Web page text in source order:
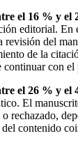
el 16 % y el
editorial. En
revisión del
de la
continuar con
el 26 % y el
El
rechazado,
contenido